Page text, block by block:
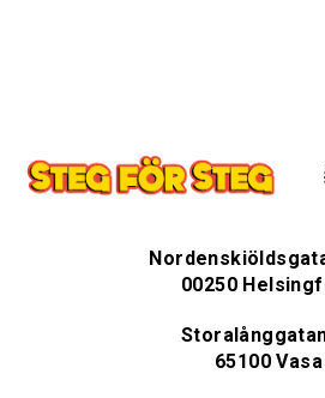
00250
65100 Vasa